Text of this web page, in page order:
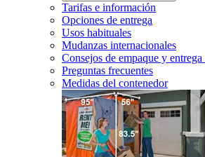
Tarifas e información
Opciones de entrega
Usos habituales
Mudanzas internacionales
Consejos de empaque y entrega
Preguntas frecuentes
Medidas del contenedor